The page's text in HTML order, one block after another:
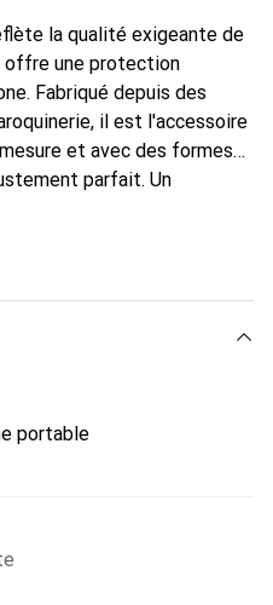
la qualité exigeante de
offre une protection
Fabriqué depuis des
il est l'accessoire
et avec des formes
parfait. Un
est reconnue
choix pour le client
portable